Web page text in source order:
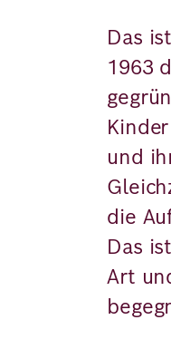
Das
1963
und
die
Das
Art